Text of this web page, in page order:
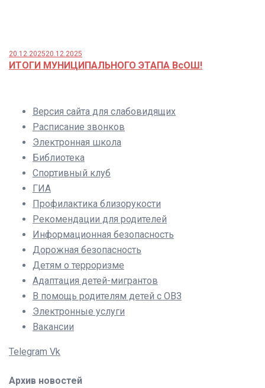
20.12.202520.12.2025
ИТОГИ МУНИЦИПАЛЬНОГО ЭТАПА ВсОШ!
Версия сайта для слабовидящих
Расписание звонков
Электронная школа
Библиотека
Спортивный клуб
ГИА
Профилактика близорукости
Рекомендации для родителей
Информационная безопасность
Дорожная безопасность
Детям о терроризме
Адаптация детей-мигрантов
В помощь родителям детей с ОВЗ
Электронные услуги
Вакансии
Telegram Vk
Архив новостей